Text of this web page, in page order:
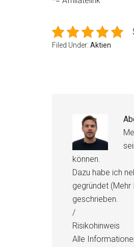
Filed Under: Aktien
können.
Dazu habe ich
gegründet (Mehr
geschrieben.
/
Risikohinweis
Alle